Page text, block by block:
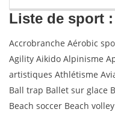
Liste de sport :
Accrobranche Aérobic
Agility Aikido Alpinisme
artistiques Athlétisme
Ball trap Ballet sur glace
Beach soccer Beach